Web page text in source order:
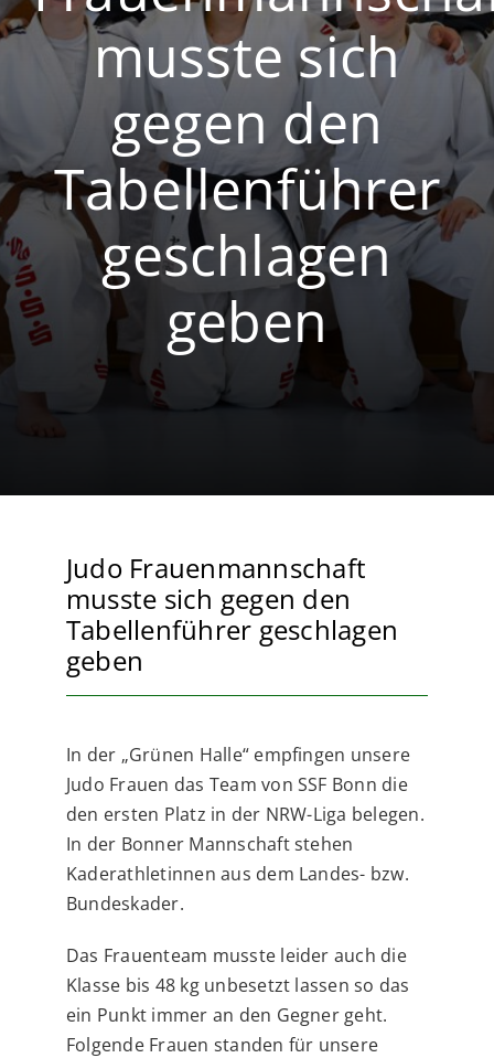
Volleyball
Breitensport
musste sich
gegen den
Tabellenführer
geschlagen
geben
Judo Frauenmannschaft
musste sich gegen den
Tabellenführer geschlagen
geben
In der „Grünen Halle“ empfingen unsere
Judo Frauen das Team von SSF Bonn die
den ersten Platz in der NRW-Liga belegen.
In der Bonner Mannschaft stehen
Kaderathletinnen aus dem Landes- bzw.
Bundeskader.
Das Frauenteam musste leider auch die
Klasse bis 48 kg unbesetzt lassen so das
ein Punkt immer an den Gegner geht.
Folgende Frauen standen für unsere